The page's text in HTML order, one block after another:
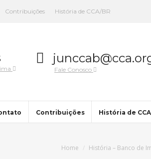
Contribuições História de CCA/BR
Fale Conosco
Contribuições História de
Home História – Banco de